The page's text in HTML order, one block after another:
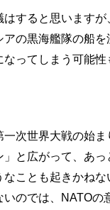
すると思いますが
の黒海艦隊の船を
ってしまう可能性
次世界大戦の始ま
」と広がって、あ
ことも起きかね
いのでは、NATOの